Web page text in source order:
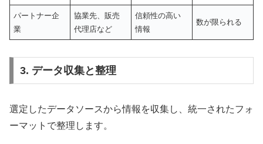
パートナー企
業
協業先、販売
代理店など
信頼性の高い
情報
数が限られる
3. データ収集と整理
選定したデータソースから情報を収集し、統一されたフォ
ーマットで整理します。